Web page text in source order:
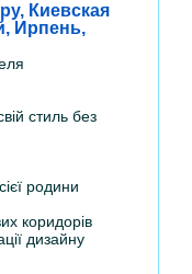
Киевская
Ирпень,
стиль без
родини
коридорів
дизайну